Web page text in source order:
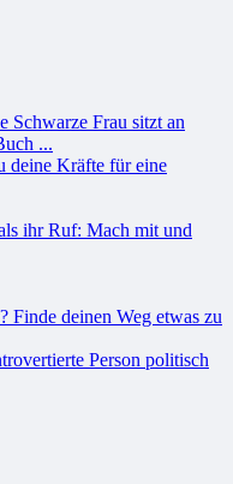
deine Kräfte für eine
Person politisch